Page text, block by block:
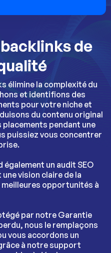
de
élimine la complexité du
et identifions des
pour votre niche et
du contenu original
pendant une
puissiez vous concentrer
un audit SEO
vision claire de la
opportunités à
par notre Garantie
nous le remplaçons
vous accordons un
à notre support